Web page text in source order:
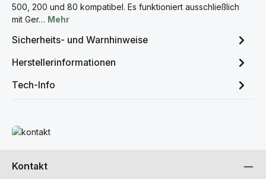
500, 200 und 80 kompatibel. Es funktioniert ausschließlich
mit Ger… Mehr
Sicherheits- und Warnhinweise
Herstellerinformationen
Tech-Info
Mehr erfahren
Kontakt